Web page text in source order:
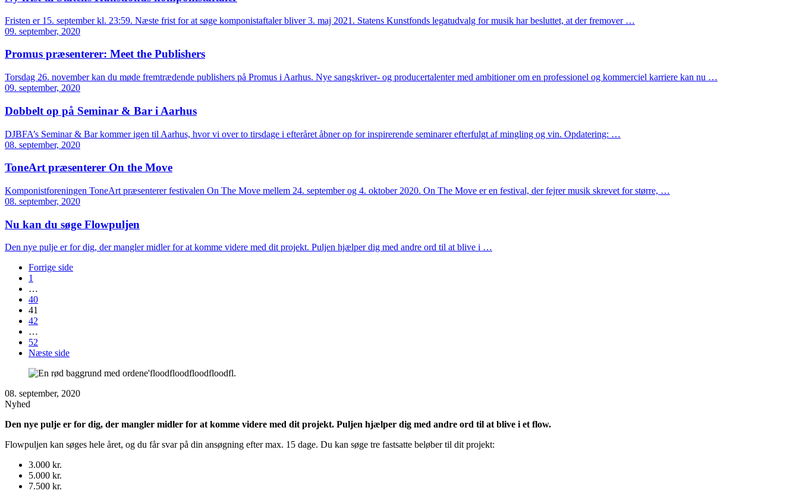
Fristen er 15. september kl. 23:59. Næste frist for at søge komponistaftaler bliver 3. maj 2021. Statens Kunstfonds legatudvalg for musik har besluttet, at der fremover …
09. september, 2020
Promus præsenterer: Meet the Publishers
Torsdag 26. november kan du møde fremtrædende publishers på Promus i Aarhus. Nye sangskriver- og producertalenter med ambitioner om en professionel og kommerciel karriere kan nu …
09. september, 2020
Dobbelt op på Seminar & Bar i Aarhus
DJBFA’s Seminar & Bar kommer igen til Aarhus, hvor vi over to tirsdage i efteråret åbner op for inspirerende seminarer efterfulgt af mingling og vin. Opdatering: …
08. september, 2020
ToneArt præsenterer On the Move
Komponistforeningen ToneArt præsenterer festivalen On The Move mellem 24. september og 4. oktober 2020. On The Move er en festival, der fejrer musik skrevet for større, …
08. september, 2020
Nu kan du søge Flowpuljen
Den nye pulje er for dig, der mangler midler for at komme videre med dit projekt. Puljen hjælper dig med andre ord til at blive i …
Forrige side
1
…
40
41
42
…
52
Næste side
08. september, 2020
Nyhed
Den nye pulje er for dig, der mangler midler for at komme videre med dit projekt. Puljen hjælper dig med andre ord til at blive i et flow.
Flowpuljen kan søges hele året, og du får svar på din ansøgning efter max. 15 dage. Du kan søge tre fastsatte beløber til dit projekt:
3.000 kr.
5.000 kr.
7.500 kr.